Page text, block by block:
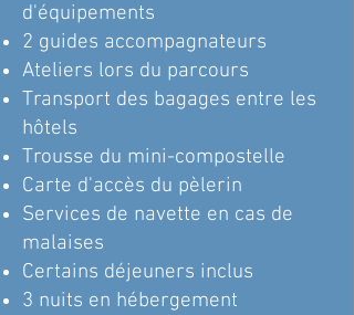
d'équipements
2 guides accompagnateurs
Ateliers lors du parcours
Transport des bagages entre les
hôtels
Trousse du mini-compostelle
Carte d'accès du pèlerin
Services de navette en cas de
malaises
Certains déjeuners inclus
3 nuits en hébergement